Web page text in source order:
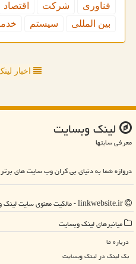
فناوری شركت اقتصاد
بین المللی
سیستم
اخبار
لینك وبسایت
معرفی سایتها
دروازه شما به دنیای بی کران وب سایت های برتر
میانبرهای لینك وبسایت
درباره ما
بک لینک در لینك وبسایت